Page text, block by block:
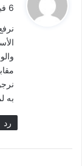
ق
ل
6 فبراير, 2013 الساعة 9:26 م
به
رد